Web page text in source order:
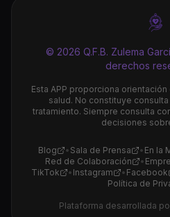
© 2026 Q.F.B. Zulema
derechos
Esta APP proporciona
salud. No constituye
tratamiento. Siempre consulta
decisiones
Blog • Sala de Prensa • En la
Red de Colaboración
•
TikTok
• Instagram • Facebook
Política de
Plataforma desarrollada